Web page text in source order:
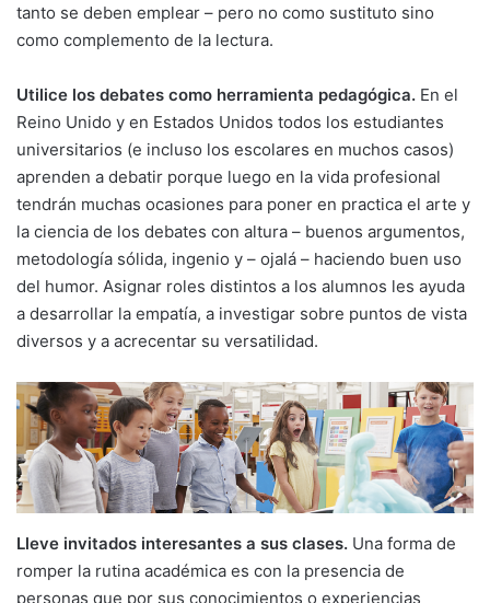
tanto se deben emplear – pero no como sustituto sino
como complemento de la lectura.
Utilice los debates como herramienta pedagógica. En el
Reino Unido y en Estados Unidos todos los estudiantes
universitarios (e incluso los escolares en muchos casos)
aprenden a debatir porque luego en la vida profesional
tendrán muchas ocasiones para poner en practica el arte y
la ciencia de los debates con altura – buenos argumentos,
metodología sólida, ingenio y – ojalá – haciendo buen uso
del humor. Asignar roles distintos a los alumnos les ayuda
a desarrollar la empatía, a investigar sobre puntos de vista
diversos y a acrecentar su versatilidad.
Lleve invitados interesantes a sus clases. Una forma de
romper la rutina académica es con la presencia de
personas que por sus conocimientos o experiencias